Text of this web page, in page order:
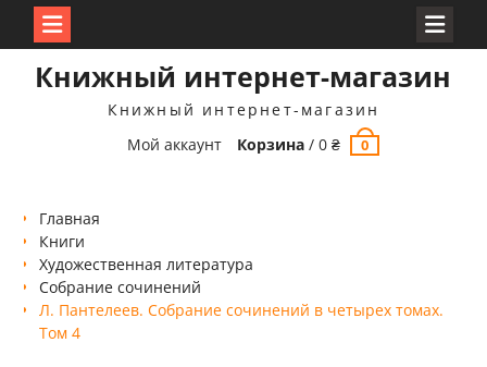
Книжный интернет-магазин
Книжный интернет-магазин
Мой аккаунт
Корзина /0₴ 0
Главная
Книги
Xудожественная литература
Собрание сочинений
Л. Пантелеев. Собрание сочинений в четырех томах.
Том 4